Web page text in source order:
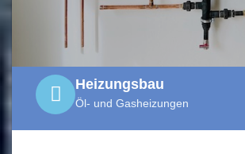
Heizungsbau
Öl- und Gasheizungen